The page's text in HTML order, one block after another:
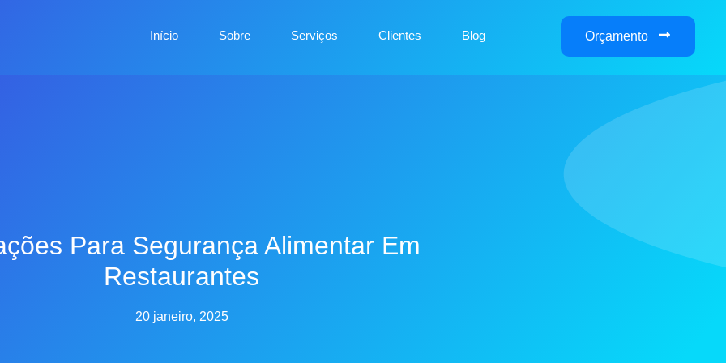
Início Sobre Serviços Clientes Blog Orçamento
Para Segurança Alimentar Em
Restaurantes
20 janeiro, 2025